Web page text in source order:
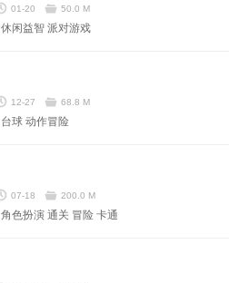
01-20 50.0 M
休闲益智 派对游戏
12-27 68.8 M
台球 动作冒险
07-18 200.0 M
角色扮演 通关 冒险 卡通